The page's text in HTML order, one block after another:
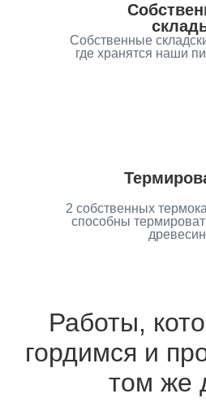
Собственные
где хранятся наши
2 собственных
способны
Работы,
гордимся и
том же